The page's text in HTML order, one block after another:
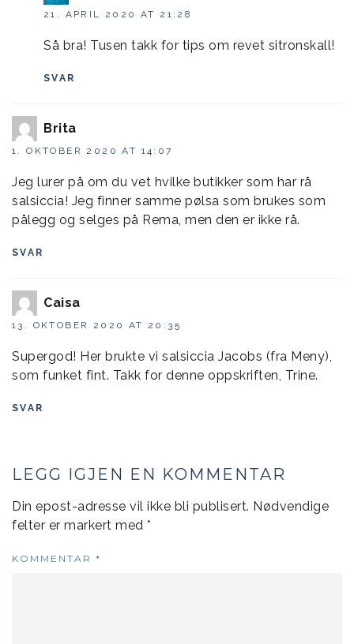
21. APRIL 2020 AT 21:28
Så bra! Tusen takk for tips om revet sitronskall!
SVAR
Brita
1. OKTOBER 2020 AT 14:07
Jeg lurer på om du vet hvilke butikker som har rå
salsiccia! Jeg finner samme pølsa som brukes som
pålegg og selges på Rema, men den er ikke rå.
SVAR
Caisa
13. OKTOBER 2020 AT 20:35
Supergod! Her brukte vi salsiccia Jacobs (fra Meny),
som funket fint. Takk for denne oppskriften, Trine.
SVAR
LEGG IGJEN EN KOMMENTAR
Din epost-adresse vil ikke bli publisert. Nødvendige
felter er markert med *
KOMMENTAR *